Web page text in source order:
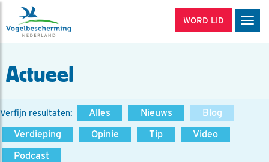
WORD LID
Actueel
Verfijn resultaten: Alles Nieuws
Blog
Verdieping
Opinie Tip
Video
Podcast